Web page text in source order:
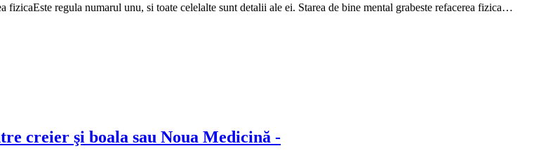
regula numarul unu, si toate celelalte sunt detalii ale ei. Starea de bine mental grabeste refacerea fizica…
creier şi boala sau Noua Medicină -